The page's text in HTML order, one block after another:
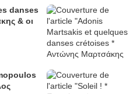
danses
& οι